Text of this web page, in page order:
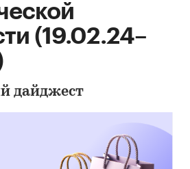
(19.02.24–
дайджест